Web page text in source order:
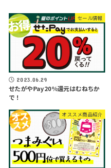
セール情報
2023.06.29
せたがやPay20％還元はむねちか
で！
オススメ商品紹介